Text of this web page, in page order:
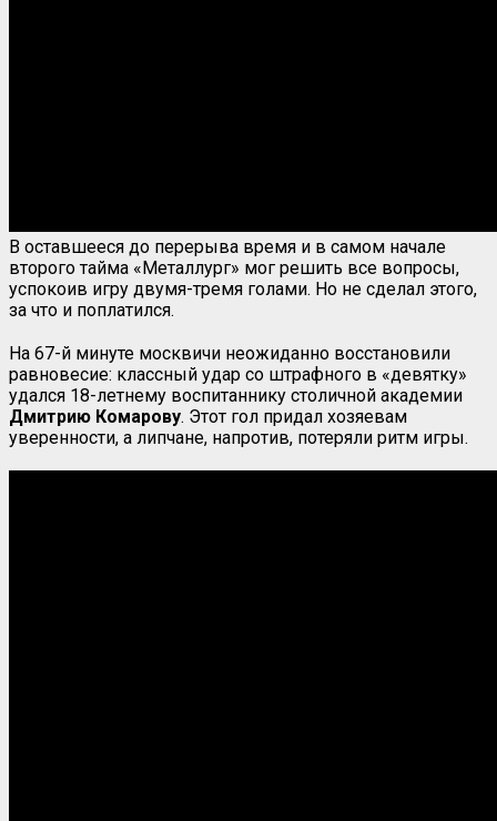
В оставшееся до перерыва время и в самом начале
второго тайма «Металлург» мог решить все вопросы,
успокоив игру двумя-тремя голами. Но не сделал этого,
за что и поплатился.
На 67-й минуте москвичи неожиданно восстановили
равновесие: классный удар со штрафного в «девятку»
удался 18-летнему воспитаннику столичной академии
Дмитрию Комарову. Этот гол придал хозяевам
уверенности, а липчане, напротив, потеряли ритм игры.